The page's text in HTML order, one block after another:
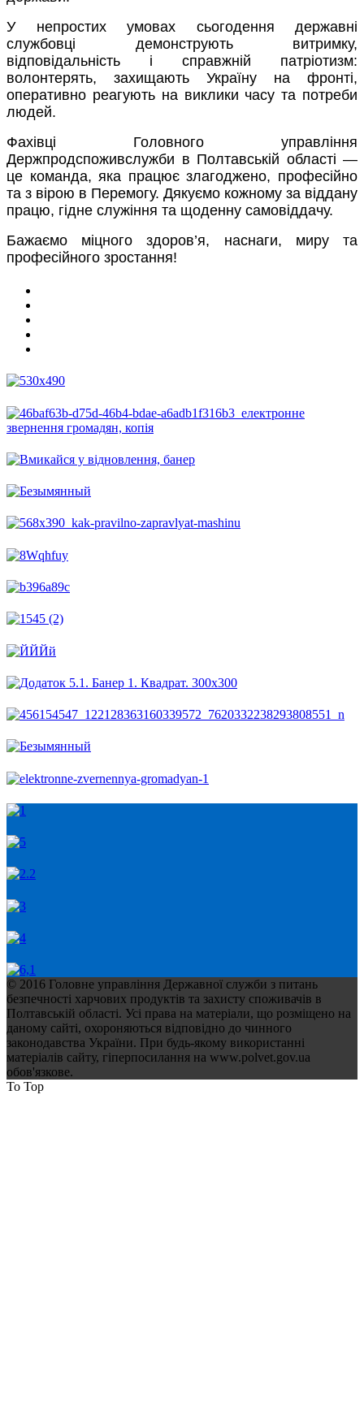
У непростих умовах сьогодення державні
службовці демонструють витримку,
відповідальність і справжній патріотизм:
волонтерять, захищають Україну на фронті,
оперативно реагують на виклики часу та потреби
людей.
Фахівці Головного управління
Держпродспоживслужби в Полтавській області —
це команда, яка працює злагоджено, професійно
та з вірою в Перемогу. Дякуємо кожному за віддану
працю, гідне служіння та щоденну самовіддачу.
Бажаємо міцного здоров’я, наснаги, миру та
професійного зростання!
© 2016 Головне управління Державної служби з питань
безпечності харчових продуктів та захисту споживачів в
Полтавській області. Усі права на матеріали, що розміщено на
даному сайті, охороняються відповідно до чинного
законодавства України. При будь-якому використанні
матеріалів сайту, гіперпосилання на www.polvet.gov.ua
обов'язкове.
To Top